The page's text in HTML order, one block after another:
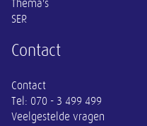
Thema's
SER
Contact
Contact
Tel: 070 - 3 499 499
Veelgestelde vragen